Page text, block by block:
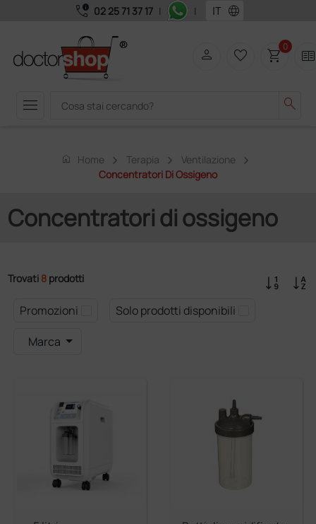
call_quality 02 25 71 37 17 | | language
menu search
person favorite_border shopping_cart0 two_pager
home Home Terapia
Ventilazione
Concentratori Di Ossigeno
Concentratori di ossigeno
Trovati 8 prodotti
Promozioni
Solo prodotti disponibili
Marca